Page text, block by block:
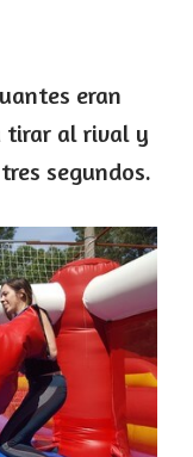
eran
tirar al rival y
segundos.